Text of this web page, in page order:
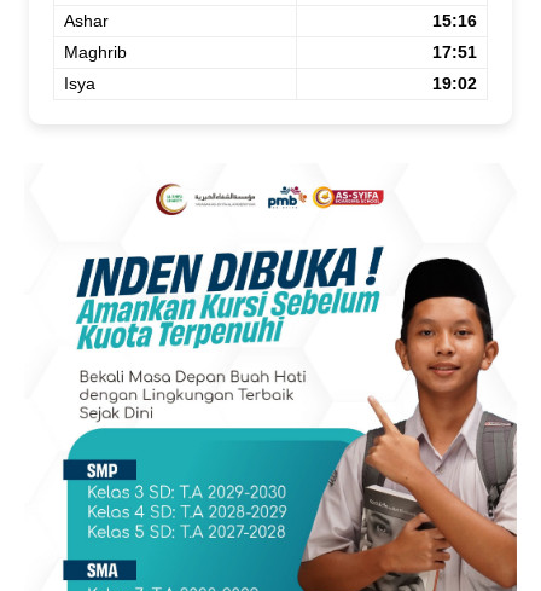
Ashar
15:16
Maghrib
17:51
Isya
19:02